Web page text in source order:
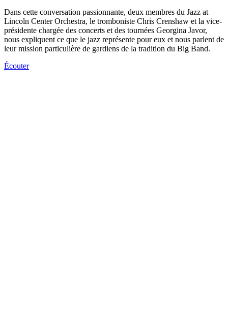
Dans cette conversation passionnante, deux membres du Jazz at
Lincoln Center Orchestra, le tromboniste Chris Crenshaw et la vice-
présidente chargée des concerts et des tournées Georgina Javor,
nous expliquent ce que le jazz représente pour eux et nous parlent de
leur mission particulière de gardiens de la tradition du Big Band.
Écouter